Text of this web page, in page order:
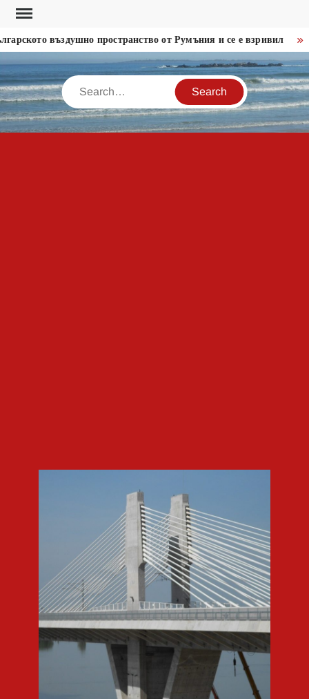
Skip
contentвъздушно пространство от Румъния и се е взривил
Search